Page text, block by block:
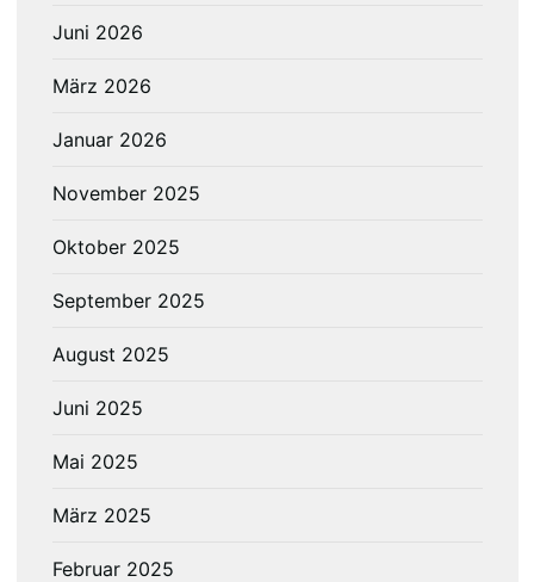
Juni 2026
März 2026
Januar 2026
November 2025
Oktober 2025
September 2025
August 2025
Juni 2025
Mai 2025
März 2025
Februar 2025